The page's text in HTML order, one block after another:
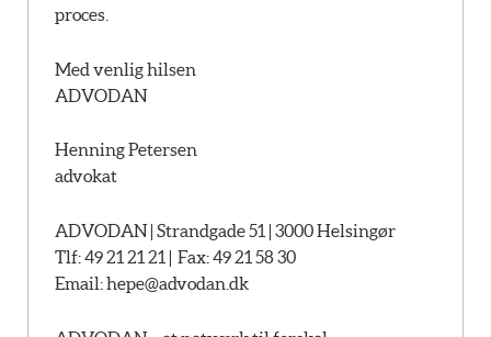
proces.
Med venlig hilsen
ADVODAN
Henning Petersen
advokat
ADVODAN | Strandgade 51 | 3000 Helsingør
Tlf: 49 21 21 21 | Fax: 49 21 58 30
Email:hepe@advodan.dk